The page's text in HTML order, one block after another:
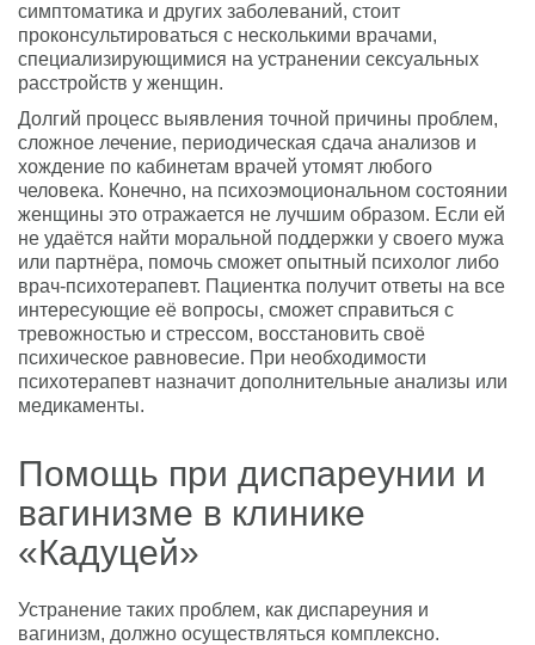
симптоматика и других заболеваний, стоит
проконсультироваться с несколькими врачами,
специализирующимися на устранении сексуальных
расстройств у женщин.
Долгий процесс выявления точной причины проблем,
сложное лечение, периодическая сдача анализов и
хождение по кабинетам врачей утомят любого
человека. Конечно, на психоэмоциональном состоянии
женщины это отражается не лучшим образом. Если ей
не удаётся найти моральной поддержки у своего мужа
или партнёра, помочь сможет опытный психолог либо
врач-психотерапевт. Пациентка получит ответы на все
интересующие её вопросы, сможет справиться с
тревожностью и стрессом, восстановить своё
психическое равновесие. При необходимости
психотерапевт назначит дополнительные анализы или
медикаменты.
Помощь при диспареунии и
вагинизме в клинике
«Кадуцей»
Устранение таких проблем, как диспареуния и
вагинизм, должно осуществляться комплексно.